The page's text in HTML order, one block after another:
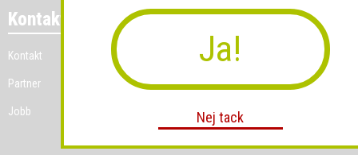
Kontakt
Kontakt
Partner
Jobb
Ja!
Nej tack